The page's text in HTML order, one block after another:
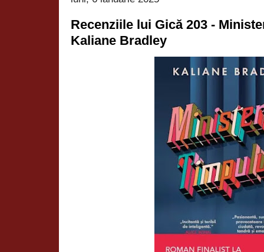
Recenziile lui Gică 203 -
Kaliane Bradley